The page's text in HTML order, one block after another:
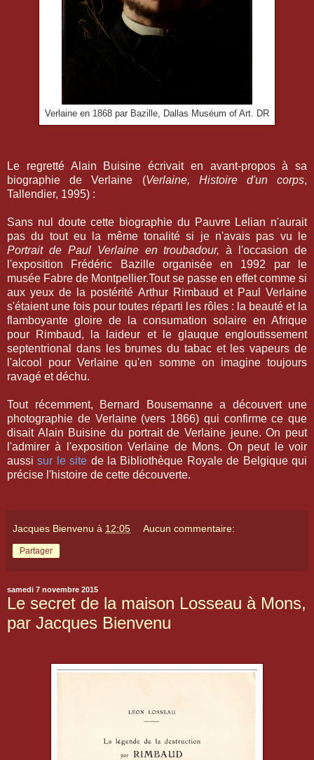
Verlaine en 1868 par Bazille, Dallas Muséum of Art. DR
Le regretté Alain Buisine écrivait en avant-propos à sa
biographie de Verlaine (Verlaine, Histoire d'un corps,
Tallendier, 1995) :
Sans nul doute cette biographie du Pauvre Lelian n'aurait
pas du tout eu la même tonalité si je n'avais pas vu le
Portrait de Paul Verlaine en troubadour, à l'occasion de
l'exposition Frédéric Bazille organisée en 1992 par le
musée Fabre de Montpellier.Tout se passe en effet comme si
aux yeux de la postérité Arthur Rimbaud et Paul Verlaine
s'étaient une fois pour toutes réparti les rôles : la beauté et la
flamboyante gloire de la consumation solaire en Afrique
pour Rimbaud, la laideur et le glauque engloutissement
septentrional dans les brumes du tabac et les vapeurs de
l'alcool pour Verlaine qu'en somme on imagine toujours
ravagé et déchu.
Tout récemment, Bernard Bousemanne a découvert une
photographie de Verlaine (vers 1866) qui confirme ce que
disait Alain Buisine du portrait de Verlaine jeune. On peut
l'admirer à l'exposition Verlaine de Mons. On peut le voir
aussisur le site de la Bibliothèque Royale de Belgique qui
précise l'histoire de cette découverte.
Jacques Bienvenu à 12:05 Aucun commentaire:
Partager
samedi 7 novembre 2015
Le secret de la maison Losseau à Mons,
par Jacques Bienvenu